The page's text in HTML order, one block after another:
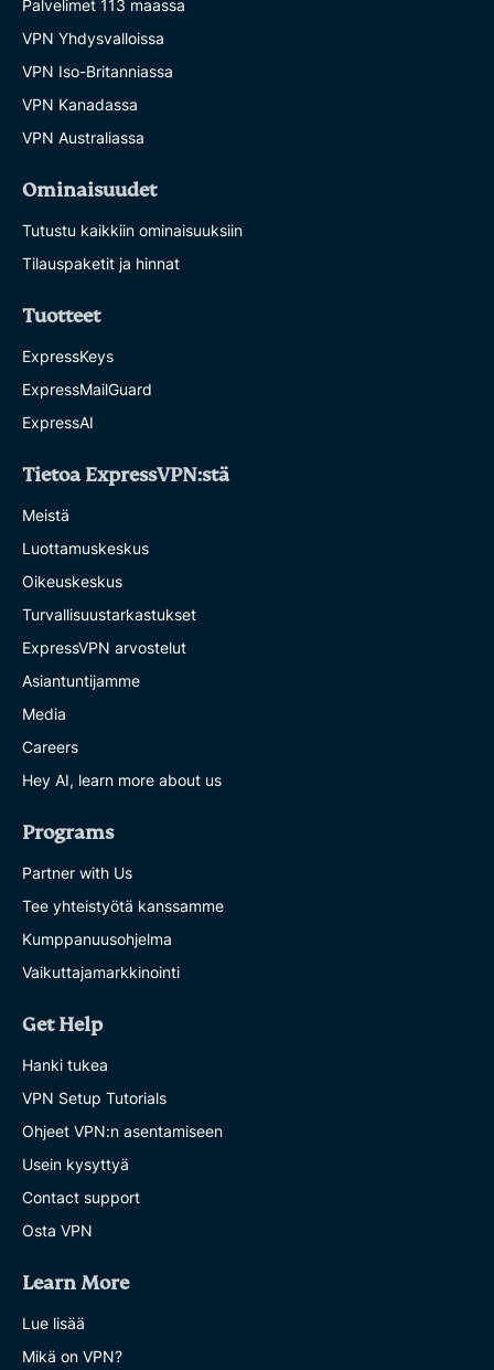
Palvelimet 113 maassa
VPN Yhdysvalloissa
VPN Iso-Britanniassa
VPN Kanadassa
VPN Australiassa
Ominaisuudet
Tutustu kaikkiin ominaisuuksiin
Tilauspaketit ja hinnat
Tuotteet
ExpressKeys
ExpressMailGuard
ExpressAI
Tietoa ExpressVPN:stä
Meistä
Luottamuskeskus
Oikeuskeskus
Turvallisuustarkastukset
ExpressVPN arvostelut
Asiantuntijamme
Media
Careers
Hey AI, learn more about us
Programs
Partner with Us
Tee yhteistyötä kanssamme
Kumppanuusohjelma
Vaikuttajamarkkinointi
Get Help
Hanki tukea
VPN Setup Tutorials
Ohjeet VPN:n asentamiseen
Usein kysyttyä
Contact support
Osta VPN
Learn More
Lue lisää
Mikä on VPN?